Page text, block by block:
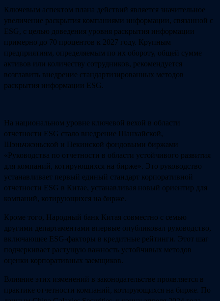
Ключевым аспектом плана действий является значительное
увеличение раскрытия компаниями информации, связанной с
ESG, с целью доведения уровня раскрытия информации
примерно до 70 процентов к 2027 году. Крупным
предприятиям, определяемым по их обороту, общей сумме
активов или количеству сотрудников, рекомендуется
возглавить внедрение стандартизированных методов
раскрытия информации ESG.
На национальном уровне ключевой вехой в области
отчетности ESG стало внедрение Шанхайской,
Шэньчжэньской и Пекинской фондовыми биржами
«Руководства по отчетности в области устойчивого развития
для компаний, котирующихся на бирже». Это руководство
устанавливает первый единый стандарт корпоративной
отчетности ESG в Китае, устанавливая новый ориентир для
компаний, котирующихся на бирже.
Кроме того, Народный банк Китая совместно с семью
другими департаментами впервые опубликовал руководство,
включающее ESG-факторы в кредитные рейтинги. Этот шаг
подчеркивает растущую важность устойчивых методов
оценки корпоративных заемщиков.
Влияние этих изменений в законодательстве проявляется в
практике отчетности компаний, котирующихся на бирже. По